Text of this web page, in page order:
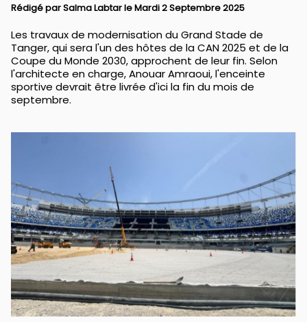
Rédigé parSalma Labtarle Mardi 2 Septembre 2025
Les travaux de modernisation du Grand Stade de
Tanger, qui sera l'un des hôtes de la CAN 2025 et de la
Coupe du Monde 2030, approchent de leur fin. Selon
l'architecte en charge, Anouar Amraoui, l'enceinte
sportive devrait être livrée d'ici la fin du mois de
septembre.